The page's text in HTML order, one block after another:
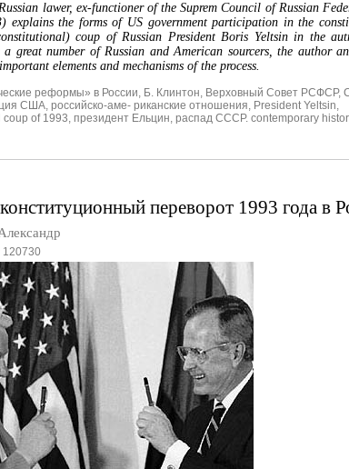
lawer, ex-functioner of the Suprem Council of Russian
explains the forms of US government participation in the
coup of Russian President Boris Yeltsin in the
great number of Russian and American sourcers, the author
elements and mechanisms of the process.
реформы» в России, Б. Клинтон, Верховный Совет РСФСР,
США, российско-аме- риканские отношения, President Yeltsin,
of 1993, президент Ельцин, распад СССР. contemporary
переворот 1993 года в
120730